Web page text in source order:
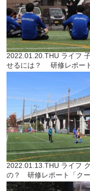
2022.01.20.THU ライフ
せるには？ 研修レポー
2022.01.13.THU ライフ
の？ 研修レポート「ク